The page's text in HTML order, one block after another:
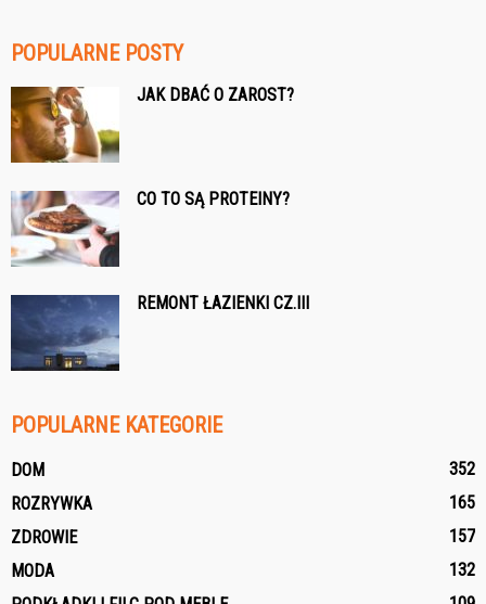
POPULARNE POSTY
JAK DBAĆ O ZAROST?
CO TO SĄ PROTEINY?
REMONT ŁAZIENKI CZ.III
POPULARNE KATEGORIE
DOM
352
ROZRYWKA
165
ZDROWIE
157
MODA
132